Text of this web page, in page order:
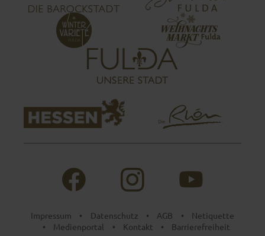
Impressum • Datenschutz • AGB •
Netiquette
•
Medienportal • Kontakt • Barrierefreiheit